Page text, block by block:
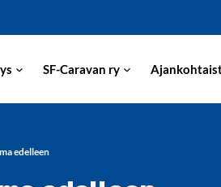
SF-Caravan ry
edelleen